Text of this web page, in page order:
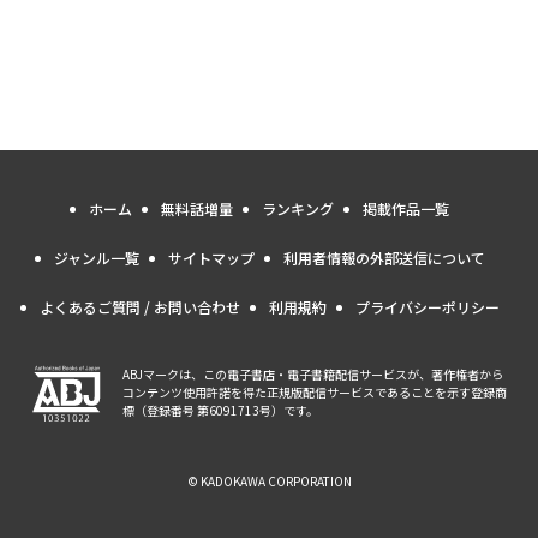
ホーム 無料話増量 ランキング 掲載作品一覧
ジャンル一覧 サイトマップ 利用者情報の外部送信について
よくあるご質問 / お問い合わせ 利用規約 プライバシーポリシー
ABJマークは、この電子書店・電子書籍配信サービスが、著作権者から
コンテンツ使用許諾を得た正規版配信サービスであることを示す登録商
標（登録番号 第6091713号）です。
© KADOKAWA CORPORATION